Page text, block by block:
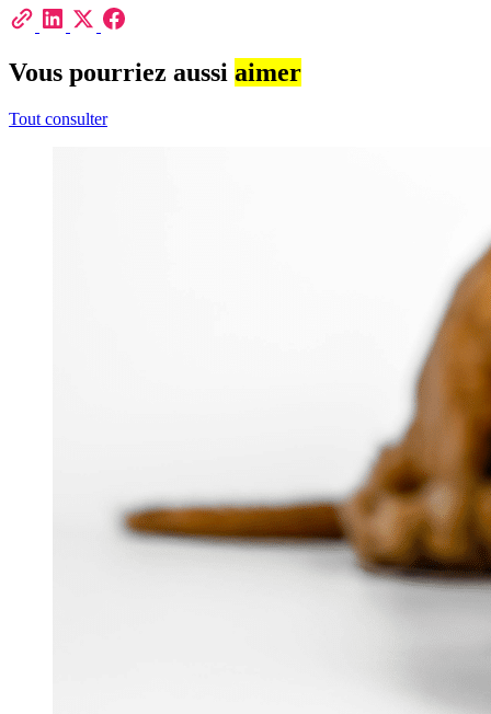
Vous pourriez aussi aimer
Tout consulter